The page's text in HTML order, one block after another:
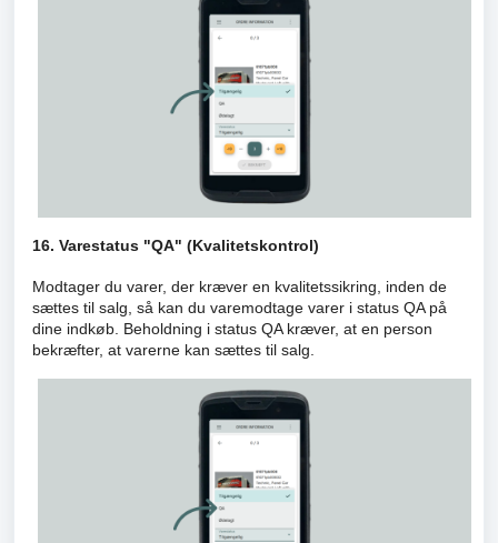
16. Varestatus "QA" (Kvalitetskontrol)
Modtager du varer, der kræver en kvalitetssikring, inden de
sættes til salg, så kan du varemodtage varer i status QA på
dine indkøb. Beholdning i status QA kræver, at en person
bekræfter, at varerne kan sættes til salg.